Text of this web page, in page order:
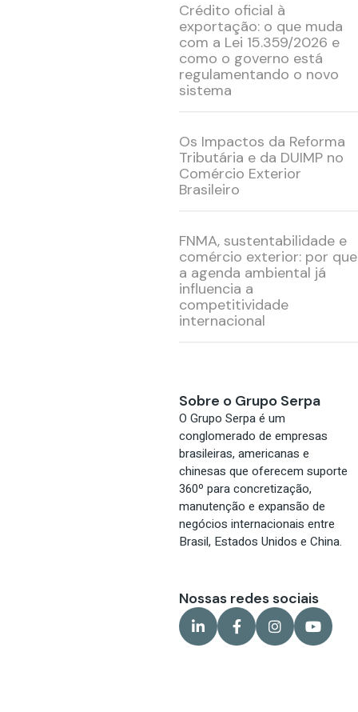
Crédito oficial à
exportação: o que muda
com a Lei 15.359/2026 e
como o governo está
regulamentando o novo
sistema
Os Impactos da Reforma
Tributária e da DUIMP no
Comércio Exterior
Brasileiro
FNMA, sustentabilidade e
comércio exterior: por que
a agenda ambiental já
influencia a
competitividade
internacional
Sobre o Grupo Serpa
O Grupo Serpa é um
conglomerado de empresas
brasileiras, americanas e
chinesas que oferecem suporte
360º para concretização,
manutenção e expansão de
negócios internacionais entre
Brasil, Estados Unidos e China.
Nossas redes sociais